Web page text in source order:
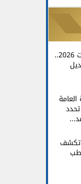
تنسيق الجامعات 2026..
تحدد
تكشف